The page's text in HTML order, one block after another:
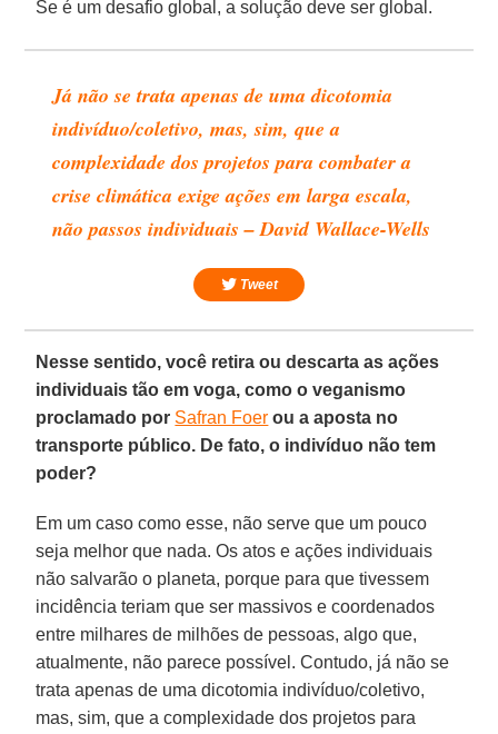
Se é um desafio global, a solução deve ser global.
Já não se trata apenas de uma dicotomia
indivíduo/coletivo, mas, sim, que a
complexidade dos projetos para combater a
crise climática exige ações em larga escala,
não passos individuais – David Wallace-Wells
Tweet
Nesse sentido, você retira ou descarta as ações
individuais tão em voga, como o veganismo
proclamado por Safran Foer ou a aposta no
transporte público. De fato, o indivíduo não tem
poder?
Em um caso como esse, não serve que um pouco
seja melhor que nada. Os atos e ações individuais
não salvarão o planeta, porque para que tivessem
incidência teriam que ser massivos e coordenados
entre milhares de milhões de pessoas, algo que,
atualmente, não parece possível. Contudo, já não se
trata apenas de uma dicotomia indivíduo/coletivo,
mas, sim, que a complexidade dos projetos para